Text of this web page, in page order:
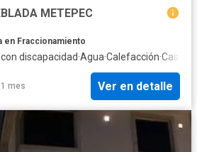
METEPEC
en Fraccionamiento
discapacidad·Agua·Calefacción·Caseta
mes Ver en detalle